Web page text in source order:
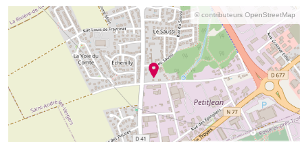
© contributeurs OpenStreetMap